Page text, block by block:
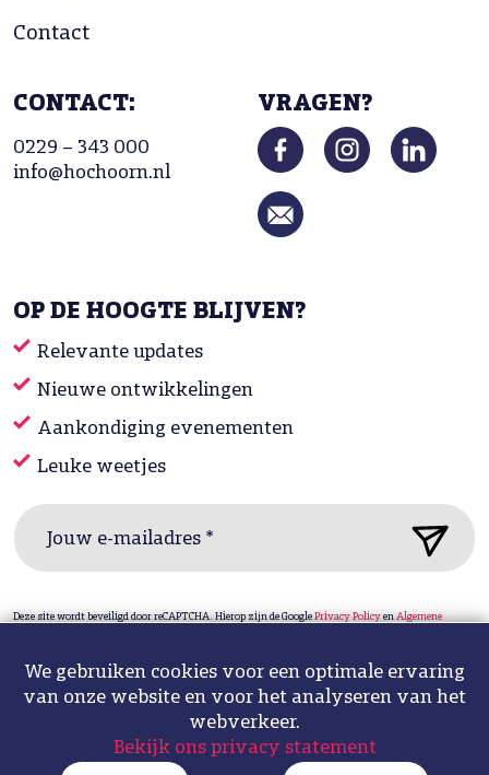
We gebruiken cookies voor een optimale ervaring
van onze website en voor het analyseren van het
webverkeer.
Bekijk ons privacy statement
Contact
CONTACT:
0229 – 343 000
info@hochoorn.nl
VRAGEN?
OP DE HOOGTE BLIJVEN?
Relevante updates
Nieuwe ontwikkelingen
Aankondiging evenementen
Leuke weetjes
Jouw e-mailadres *
Deze site wordt beveiligd door reCAPTCHA. Hierop zijn de GooglePrivacy PolicyenAlgemene
Privacy statement & cookies Sitemap
Fotografie: Hélène de Bruijn